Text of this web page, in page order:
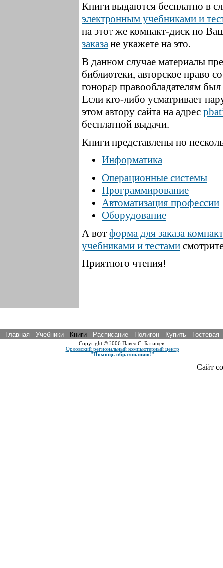
Книги выдаются бесплатно в
электронным учебниками и
на этот же компакт-диск по
заказа не укажете на это.
В данном случае материалы
библиотеки, авторское право
гонорар правообладателям
Если кто-либо усматривает
этом автору сайта на адрес
бесплатной выдачи.
Книги представлены по
Информатика
Операционные системы
Программирование
Автоматизация профессии
Оборудование
А вот форма для заказа
учебниками и тестами
Приятного чтения!
Главная Учебники Книги Расписание Полигон Купить Гостевая
Copyright © 2006 Павел С. Батищев.
Орловский региональный компьютерный центр
"Помощь образованию!"
Сайт